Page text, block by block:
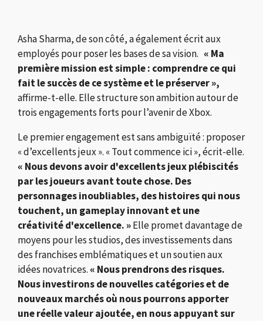
Asha Sharma, de son côté, a également écrit aux
employés pour poser les bases de sa vision. « Ma
première mission est simple : comprendre ce qui
fait le succès de ce système et le préserver »,
affirme-t-elle. Elle structure son ambition autour de
trois engagements forts pour l’avenir de Xbox.
Le premier engagement est sans ambiguïté : proposer
« d’excellents jeux ». « Tout commence ici », écrit-elle.
« Nous devons avoir d'excellents jeux plébiscités
par les joueurs avant toute chose. Des
personnages inoubliables, des histoires qui nous
touchent, un gameplay innovant et une
créativité d'excellence. »Elle promet davantage de
moyens pour les studios, des investissements dans
des franchises emblématiques et un soutien aux
idées novatrices. « Nous prendrons des risques.
Nous investirons de nouvelles catégories et de
nouveaux marchés où nous pourrons apporter
une réelle valeur ajoutée, en nous appuyant sur